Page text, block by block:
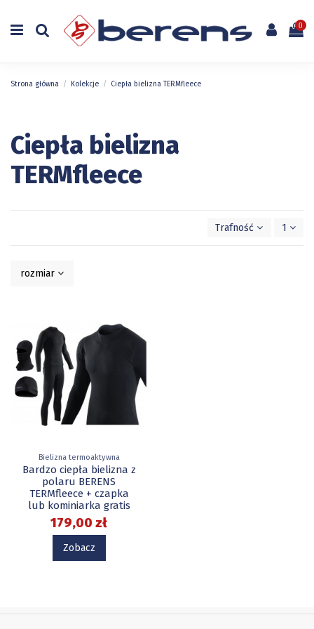
0
Strona główna Kolekcje Ciepła bielizna TERMfleece
Ciepła bielizna
TERMfleece
Trafność 1
rozmiar
Bielizna termoaktywna
Bardzo ciepła bielizna z
polaru BERENS
TERMfleece + czapka
lub kominiarka gratis
179,00 zł
Zobacz